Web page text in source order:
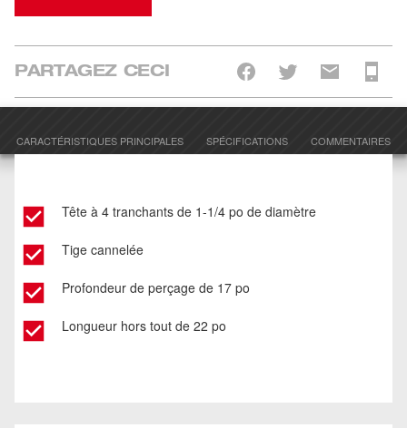
PARTAGEZ CECI
CARACTÉRISTIQUES PRINCIPALES SPÉCIFICATIONS COMMENTAIRES
Tête à 4 tranchants de 1-1/4 po de diamètre
Tige cannelée
Profondeur de perçage de 17 po
Longueur hors tout de 22 po